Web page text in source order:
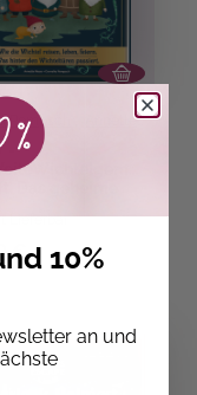
Pompsch Annette Maas
Lieferbar
€
10%
an und